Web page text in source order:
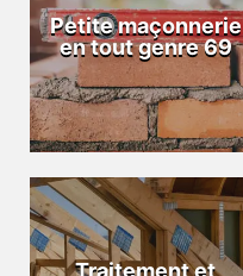
Petite maçonnerie
en tout genre 69
Traitement et